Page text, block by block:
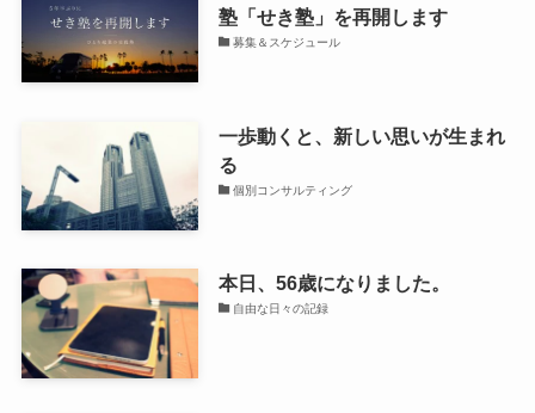
塾「せき塾」を再開します
募集＆スケジュール
一歩動くと、新しい思いが生まれ
る
個別コンサルティング
本日、56歳になりました。
自由な日々の記録